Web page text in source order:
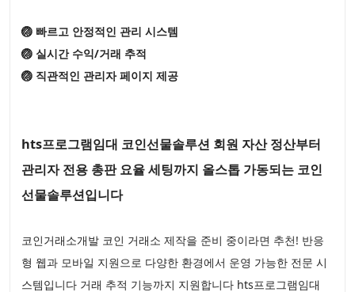
🏐 빠르고 안정적인 관리 시스템
🏐 실시간 수익/거래 추적
🏐 직관적인 관리자 페이지 제공
hts프로그램임대 코인선물솔루션 회원 자산 정산부터
관리자 전용 총판 요율 세팅까지 올스톱 가동되는 코인
선물솔루션입니다
코인거래소개발 코인 거래소 제작을 준비 중이라면 추천! 반응
형 웹과 모바일 지원으로 다양한 환경에서 운영 가능한 전문 시
스템입니다 거래 추적 기능까지 지원합니다 hts프로그램임대